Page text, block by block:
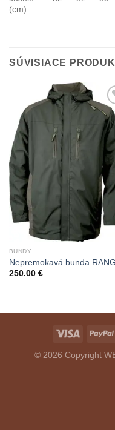
(cm)
SÚVISIACE
Add
BUNDY
Nepremokavá bunda
250.00 €
© 2026 Copyright